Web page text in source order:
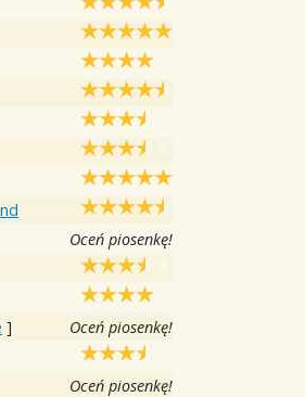
Oceń piosenkę!
] Oceń piosenkę!
Oceń piosenkę!